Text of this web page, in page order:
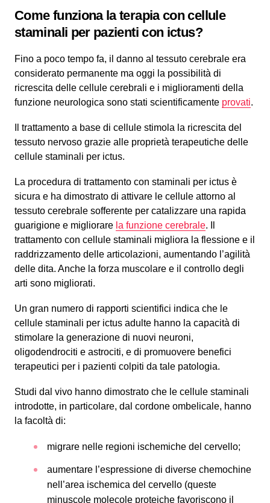
Come funziona la terapia con cellule
staminali per pazienti con ictus?
Fino a poco tempo fa, il danno al tessuto cerebrale era
considerato permanente ma oggi la possibilità di
ricrescita delle cellule cerebrali e i miglioramenti della
funzione neurologica sono stati scientificamente provati.
Il trattamento a base di cellule stimola la ricrescita del
tessuto nervoso grazie alle proprietà terapeutiche delle
cellule staminali per ictus.
La procedura di trattamento con staminali per ictus è
sicura e ha dimostrato di attivare le cellule attorno al
tessuto cerebrale sofferente per catalizzare una rapida
guarigione e migliorare la funzione cerebrale. Il
trattamento con cellule staminali migliora la flessione e il
raddrizzamento delle articolazioni, aumentando l’agilità
delle dita. Anche la forza muscolare e il controllo degli
arti sono migliorati.
Un gran numero di rapporti scientifici indica che le
cellule staminali per ictus adulte hanno la capacità di
stimolare la generazione di nuovi neuroni,
oligodendrociti e astrociti, e di promuovere benefici
terapeutici per i pazienti colpiti da tale patologia.
Studi dal vivo hanno dimostrato che le cellule staminali
introdotte, in particolare, dal cordone ombelicale, hanno
la facoltà di:
migrare nelle regioni ischemiche del cervello;
aumentare l’espressione di diverse chemochine
nell’area ischemica del cervello (queste
minuscole molecole proteiche favoriscono il